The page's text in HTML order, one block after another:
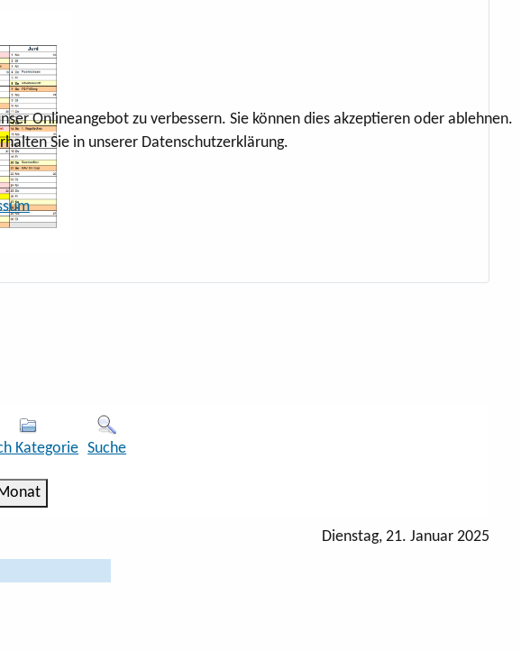
Kategorie Suche
Dienstag, 21. Januar 2025
Onlineangebot zu verbessern. Sie können dies akzeptieren oder ablehnen.
Sie in unserer Datenschutzerklärung.